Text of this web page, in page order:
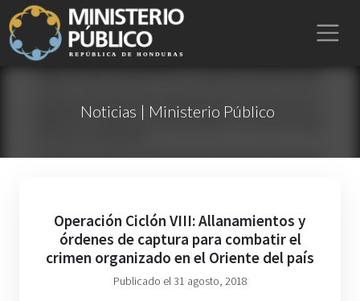
Noticias | Ministerio Público
Operación Ciclón VIII: Allanamientos y
órdenes de captura para combatir el
crimen organizado en el Oriente del país
Publicado el 31 agosto, 2018